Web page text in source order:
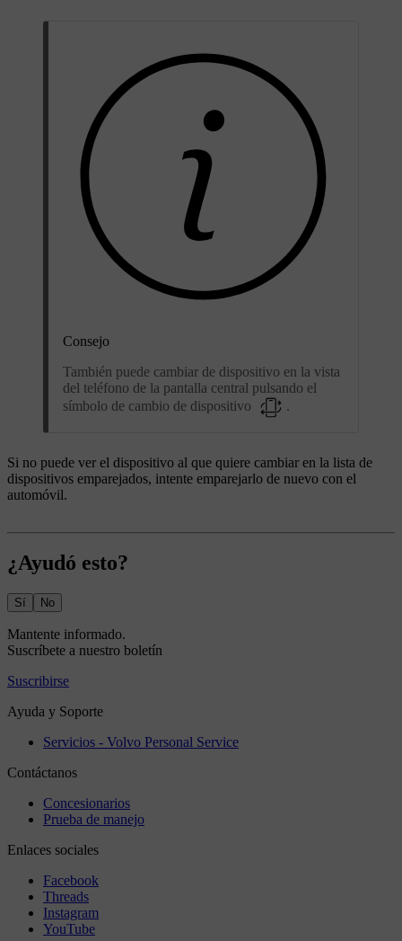
Consejo
También puede cambiar de dispositivo en la vista
del teléfono de la pantalla central pulsando el
símbolo de cambio de dispositivo
Si no puede ver el dispositivo al que quiere cambiar en la lista de
dispositivos emparejados, intente emparejarlo de nuevo con el
automóvil.
¿Ayudó esto?
Sí No